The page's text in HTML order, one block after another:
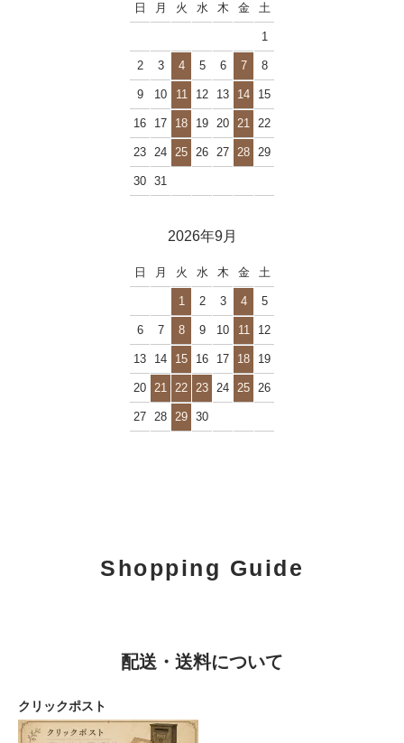
日 月 火 水 木 金 土
1
2 3 4 5 6 7 8
9 10 11 12 13 14 15
16 17 18 19 20 21 22
23 24 25 26 27 28 29
30 31
2026年9月
日 月 火 水 木 金 土
1 2 3 4 5
6 7 8 9 10 11 12
13 14 15 16 17 18 19
20 21 22 23 24 25 26
27 28 29 30
Shopping Guide
配送・送料について
クリックポスト